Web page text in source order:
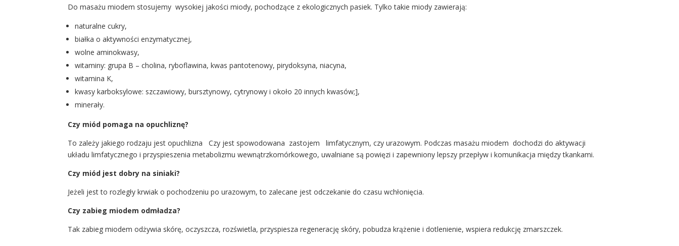
Do masażu miodem stosujemy wysokiej jakości miody, pochodzące z ekologicznych pasiek. Tylko takie miody zawierają:
naturalne cukry,
białka o aktywności enzymatycznej,
wolne aminokwasy,
witaminy: grupa B – cholina, ryboflawina, kwas pantotenowy, pirydoksyna, niacyna,
witamina K,
kwasy karboksylowe: szczawiowy, bursztynowy, cytrynowy i około 20 innych kwasów;],
minerały.
Czy miód pomaga na opuchliznę?
To zależy jakiego rodzaju jest opuchlizna Czy jest spowodowana zastojem limfatycznym, czy urazowym. Podczas masażu miodem dochodzi do aktywacji
układu limfatycznego i przyspieszenia metabolizmu wewnątrzkomórkowego, uwalniane są powięzi i zapewniony lepszy przepływ i komunikacja między tkankami.
Czy miód jest dobry na siniaki?
Jeżeli jest to rozległy krwiak o pochodzeniu po urazowym, to zalecane jest odczekanie do czasu wchłonięcia.
Czy zabieg miodem odmładza?
Tak zabieg miodem odżywia skórę, oczyszcza, rozświetla, przyspiesza regenerację skóry, pobudza krążenie i dotlenienie, wspiera redukcję zmarszczek.